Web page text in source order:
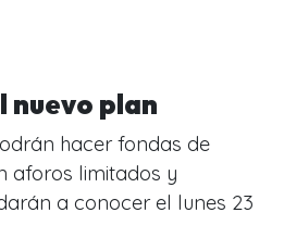
nuevo plan
hacer fondas de
aforos limitados y
a conocer el lunes 23